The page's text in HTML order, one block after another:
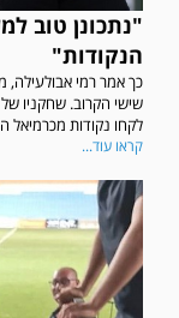
"נתכונן טוב
הנקודות"
כך אמר רמי אבולעילה,
שישי הקרוב. שחקניו
לקחו נקודות מכרמיאל
קראו עוד...